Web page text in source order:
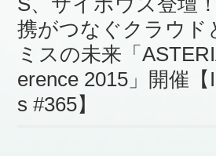
携がつなぐクラウド
ミスの未来「
erence 2015」開催
s #365】